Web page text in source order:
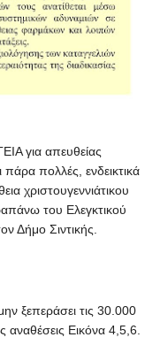
για απευθείας
πάρα πολλές, ενδεικτικά
χριστουγεννιάτικου
του Ελεγκτικού
Δήμο Σιντικής.
ξεπεράσει τις 30.000
αναθέσεις Εικόνα 4,5,6.